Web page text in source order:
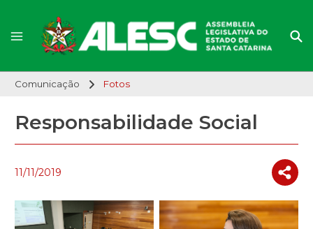
Comunicação Fotos
Responsabilidade Social
11/11/2019